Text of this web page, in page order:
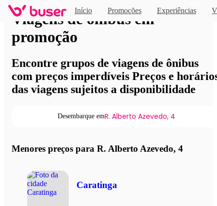
Início Promoções Experiências
Viagens de ônibus em
promoção
Encontre grupos de viagens de ônibus
com preços imperdíveis Preços e
das viagens sujeitos a disponibilidade
Desembarque emR. Alberto Azevedo, 4
Menores preços para R. Alberto Azevedo, 4
Caratinga